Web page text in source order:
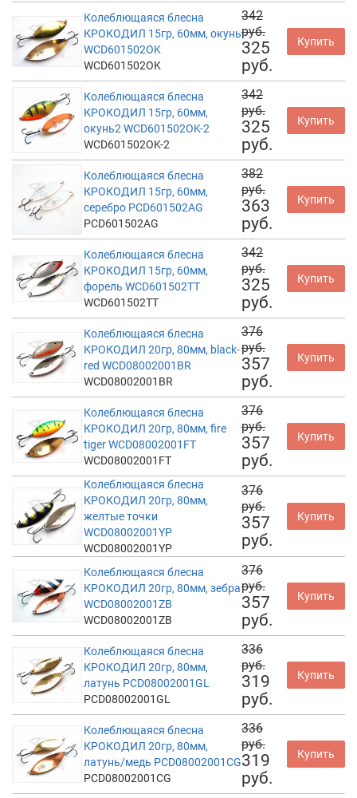
Колеблющаяся блесна
КРОКОДИЛ 15гр, 60мм, окунь
WCD601502OK
WCD601502OK
342
руб.
325
руб.
Купить
Колеблющаяся блесна
КРОКОДИЛ 15гр, 60мм,
окунь2 WCD601502OK-2
WCD601502OK-2
342
руб.
325
руб.
Купить
Колеблющаяся блесна
КРОКОДИЛ 15гр, 60мм,
серебро PCD601502AG
PCD601502AG
382
руб.
363
руб.
Купить
Колеблющаяся блесна
КРОКОДИЛ 15гр, 60мм,
форель WCD601502TT
WCD601502TT
342
руб.
325
руб.
Купить
Колеблющаяся блесна
КРОКОДИЛ 20гр, 80мм, black-
red WCD08002001BR
WCD08002001BR
376
руб.
357
руб.
Купить
Колеблющаяся блесна
КРОКОДИЛ 20гр, 80мм, fire
tiger WCD08002001FT
WCD08002001FT
376
руб.
357
руб.
Купить
Колеблющаяся блесна
КРОКОДИЛ 20гр, 80мм,
желтые точки
WCD08002001YP
WCD08002001YP
376
руб.
357
руб.
Купить
Колеблющаяся блесна
КРОКОДИЛ 20гр, 80мм, зебра
WCD08002001ZB
WCD08002001ZB
376
руб.
357
руб.
Купить
Колеблющаяся блесна
КРОКОДИЛ 20гр, 80мм,
латунь PCD08002001GL
PCD08002001GL
336
руб.
319
руб.
Купить
Колеблющаяся блесна
КРОКОДИЛ 20гр, 80мм,
латунь/медь PCD08002001CG
PCD08002001CG
336
руб.
319
руб.
Купить